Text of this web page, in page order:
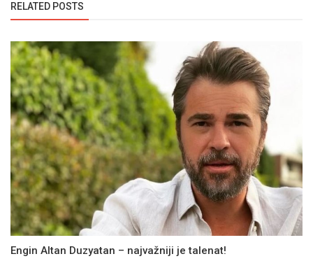
RELATED POSTS
Engin Altan Duzyatan – najvažniji je talenat!